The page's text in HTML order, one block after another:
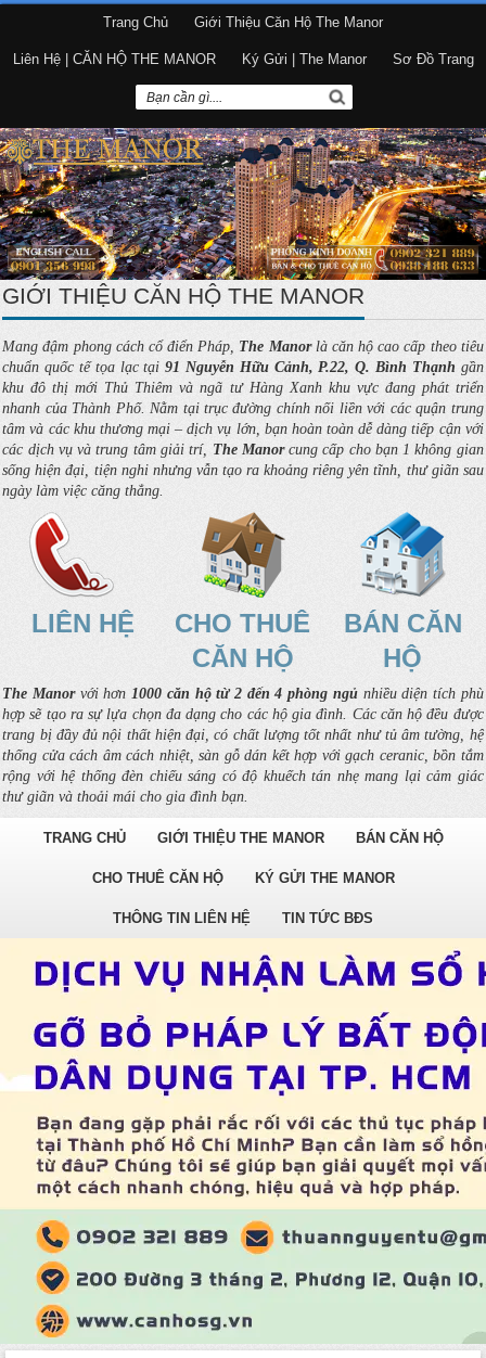
Trang Chủ Giới Thiệu Căn Hộ The Manor
Liên Hệ | CĂN HỘ THE MANOR Ký Gửi | The Manor Sơ Đồ Trang
GIỚI THIỆU CĂN HỘ THE MANOR
Mang đậm phong cách cổ điển Pháp, The Manorlà căn hộ cao cấp theo tiêu
chuẩn quốc tế tọa lạc tại91 Nguyễn Hữu Cảnh, P.22, Q. Bình Thạnh gần
khu đô thị mới Thủ Thiêm và ngã tư Hàng Xanh khu vực đang phát triển
nhanh của Thành Phố. Nằm tại trục đường chính nối liền với các quận trung
tâm và các khu thương mại – dịch vụ lớn, bạn hoàn toàn dễ dàng tiếp cận với
các dịch vụ và trung tâm giải trí, The Manorcung cấp cho bạn 1 không gian
sống hiện đại, tiện nghi nhưng vẫn tạo ra khoảng riêng yên tĩnh, thư giãn sau
ngày làm việc căng thẳng.
LIÊN HỆ
CHO THUÊ
CĂN HỘ
BÁN CĂN
HỘ
The Manorvới hơn1000 căn hộ từ 2 đến 4 phòng ngủnhiều diện tích phù
hợp sẽ tạo ra sự lựa chọn đa dạng cho các hộ gia đình. Các căn hộ đều được
trang bị đầy đủ nội thất hiện đại, có chất lượng tốt nhất như tủ âm tường, hệ
thống cửa cách âm cách nhiệt, sàn gỗ dán kết hợp với gạch ceranic, bồn tắm
rộng với hệ thống đèn chiếu sáng có độ khuếch tán nhẹ mang lại cảm giác
thư giãn và thoải mái cho gia đình bạn.
TRANG CHỦ GIỚI THIỆU THE MANOR BÁN CĂN HỘ
CHO THUÊ CĂN HỘ KÝ GỬI THE MANOR
THÔNG TIN LIÊN HỆ TIN TỨC BĐS